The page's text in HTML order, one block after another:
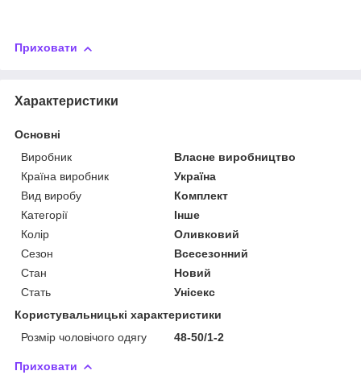
Приховати
Характеристики
Основні
Виробник
Власне виробництво
Країна виробник
Україна
Вид виробу
Комплект
Категорії
Інше
Колір
Оливковий
Сезон
Всесезонний
Стан
Новий
Стать
Унісекс
Користувальницькі характеристики
Розмір чоловічого одягу
48-50/1-2
Приховати